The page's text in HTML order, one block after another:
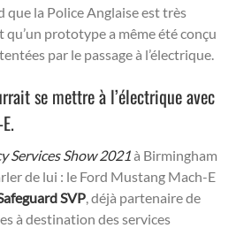
que la Police Anglaise est très
qu’un prototype a même été conçu
par le passage à l’électrique.
se mettre à l’électrique avec
Services Show 2021à Birmingham
de lui : le Ford Mustang Mach-E
SVP, déjà partenaire de
à destination des services